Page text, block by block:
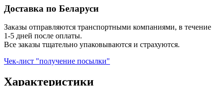
Доставка по Беларуси
Заказы отправляются транспортными компаниями, в течение
1-5 дней после оплаты.
Все заказы тщательно упаковываются и страхуются.
Чек-лист "получение посылки"
Характеристики